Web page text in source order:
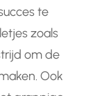
te
zoals
om de
Ook